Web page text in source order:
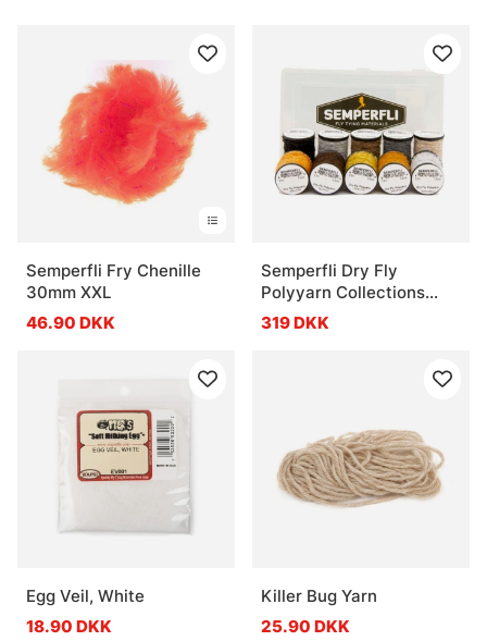
Semperfli Fry Chenille
30mm XXL
46.90 DKK
Semperfli Dry Fly
Polyyarn Collections
Caddis Collection
319 DKK
Egg Veil, White
18.90 DKK
Killer Bug Yarn
25.90 DKK